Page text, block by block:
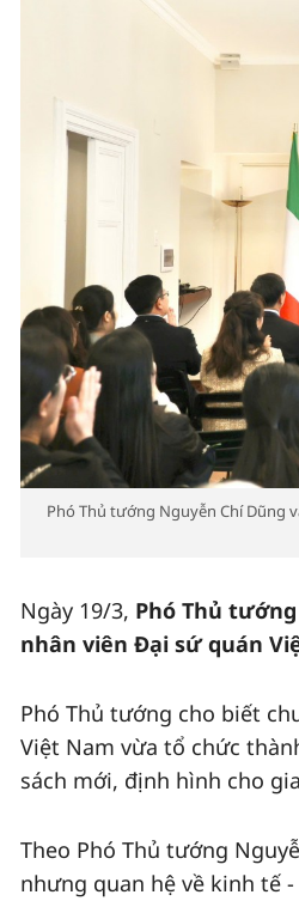
Phó Thủ tướng Nguyễn Chí Dũng
Ngày 19/3, Phó Thủ
nhân viên Đại sứ quán
Phó Thủ tướng cho biết
Việt Nam vừa tổ chức
sách mới, định hình cho
Theo Phó Thủ tướng
nhưng quan hệ về kinh tế